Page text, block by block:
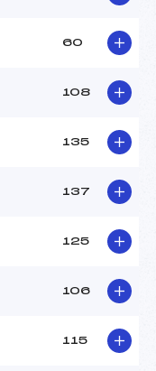
60
108
135
137
125
106
115